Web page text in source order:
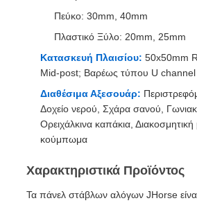
Πεύκο: 30mm, 40mm
Πλαστικό Ξύλο: 20mm, 25mm
Κατασκευή Πλαισίου: 50x50mm
Mid-post; Βαρέως τύπου U channel
Διαθέσιμα Αξεσουάρ:
Δοχείο νερού, Σχάρα σανού,
Ορειχάλκινα καπάκια,
κούμπωμα
Χαρακτηριστικά Προϊόντος
Τα πάνελ στάβλων αλόγων JHorse